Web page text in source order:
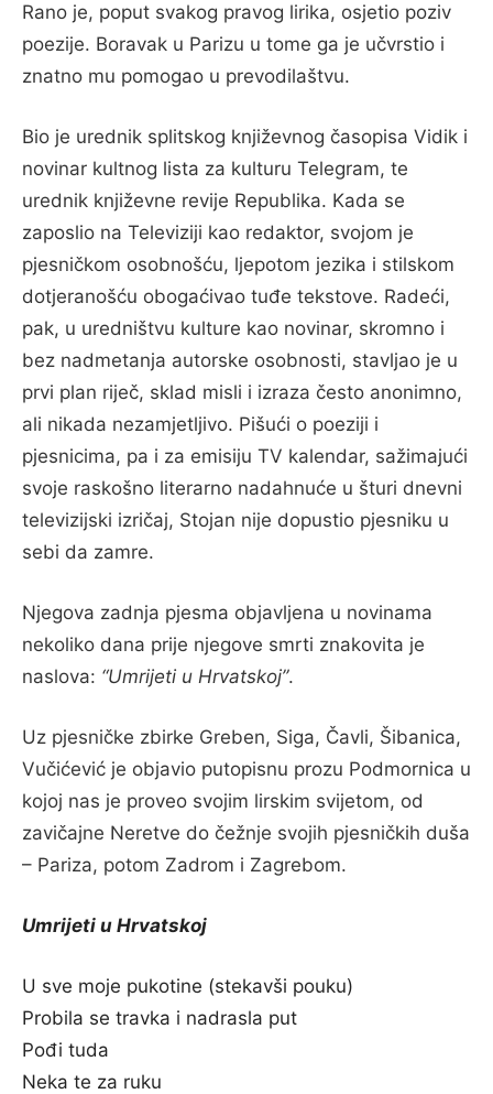
Rano je, poput svakog pravog lirika, osjetio poziv
poezije. Boravak u Parizu u tome ga je učvrstio i
znatno mu pomogao u prevodilaštvu.
Bio je urednik splitskog književnog časopisa Vidik i
novinar kultnog lista za kulturu Telegram, te
urednik književne revije Republika. Kada se
zaposlio na Televiziji kao redaktor, svojom je
pjesničkom osobnošću, ljepotom jezika i stilskom
dotjeranošću obogaćivao tuđe tekstove. Radeći,
pak, u uredništvu kulture kao novinar, skromno i
bez nadmetanja autorske osobnosti, stavljao je u
prvi plan riječ, sklad misli i izraza često anonimno,
ali nikada nezamjetljivo. Pišući o poeziji i
pjesnicima, pa i za emisiju TV kalendar, sažimajući
svoje raskošno literarno nadahnuće u šturi dnevni
televizijski izričaj, Stojan nije dopustio pjesniku u
sebi da zamre.
Njegova zadnja pjesma objavljena u novinama
nekoliko dana prije njegove smrti znakovita je
naslova: “Umrijeti u Hrvatskoj”.
Uz pjesničke zbirke Greben, Siga, Čavli, Šibanica,
Vučićević je objavio putopisnu prozu Podmornica u
kojoj nas je proveo svojim lirskim svijetom, od
zavičajne Neretve do čežnje svojih pjesničkih duša
– Pariza, potom Zadrom i Zagrebom.
Umrijeti u Hrvatskoj
U sve moje pukotine (stekavši pouku)
Probila se travka i nadrasla put
Pođi tuda
Neka te za ruku